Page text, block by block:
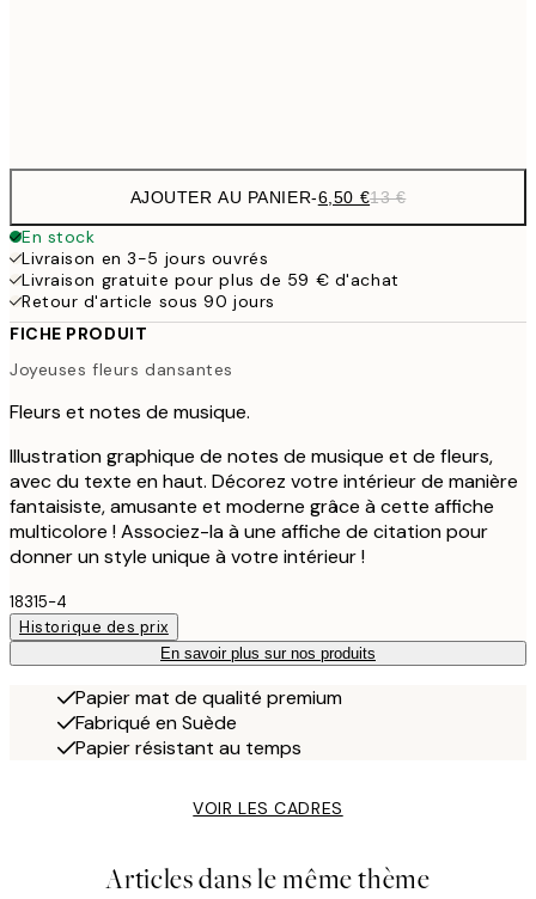
AJOUTER AU PANIER-6,50 €13 €
En stock
Livraison en 3-5 jours ouvrés
Livraison gratuite pour plus de 59 € d'achat
Retour d'article sous 90 jours
FICHE PRODUIT
Joyeuses fleurs dansantes
Fleurs et notes de musique.
Illustration graphique de notes de musique et de fleurs,
avec du texte en haut. Décorez votre intérieur de manière
fantaisiste, amusante et moderne grâce à cette affiche
multicolore ! Associez-la à une affiche de citation pour
donner un style unique à votre intérieur !
18315-4
Historique des prix
En savoir plus sur nos produits
Papier mat de qualité premium
Fabriqué en Suède
Papier résistant au temps
VOIR LES CADRES
Articles dans le même thème